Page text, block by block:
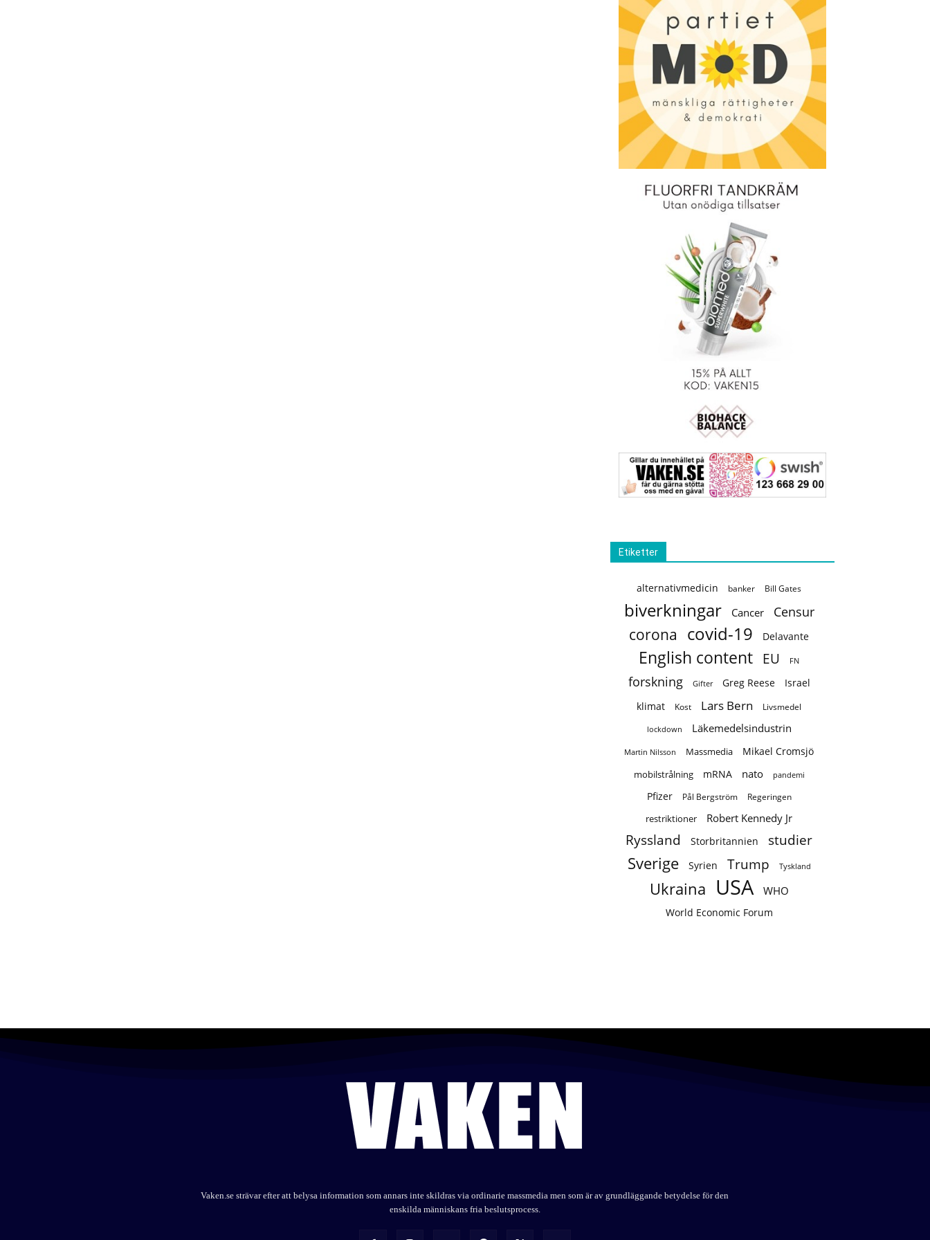
Etiketter
alternativmedicin banker Bill Gates
biverkningar Cancer Censur
corona covid-19 Delavante
English content EU FN
forskning Gifter Greg Reese
Israel
klimat
Kost Lars Bern Livsmedel
lockdown Läkemedelsindustrin
Martin Nilsson Massmedia Mikael Cromsjö
mobilstrålning mRNA nato pandemi
Pfizer Pål Bergström Regeringen
restriktioner Robert Kennedy Jr
Ryssland Storbritannien studier
Sverige Syrien Trump Tyskland
Ukraina USA WHO
World Economic Forum
Vaken.se strävar efter att belysa information som annars inte skildras via ordinarie massmedia men som är av grundläggande betydelse för den
enskilda människans fria beslutsprocess.